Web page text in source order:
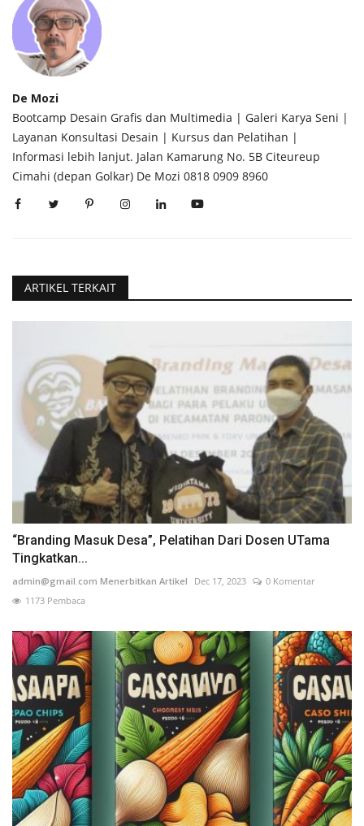
De Mozi
Bootcamp Desain Grafis dan Multimedia | Galeri Karya Seni |
Layanan Konsultasi Desain | Kursus dan Pelatihan |
Informasi lebih lanjut. Jalan Kamarung No. 5B Citeureup
Cimahi (depan Golkar) De Mozi 0818 0909 8960
ARTIKEL TERKAIT
“Branding Masuk Desa”, Pelatihan Dari Dosen UTama
Tingkatkan...
admin@gmail.com Menerbitkan Artikel Dec 17, 2023
0 Komentar
1173 Pembaca